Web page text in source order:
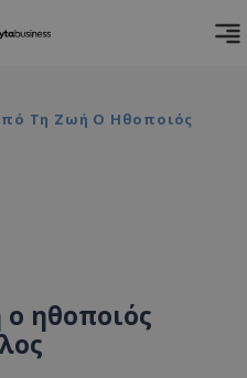
Τη Ζωή Ο Ηθοποιός
ηθοποιός